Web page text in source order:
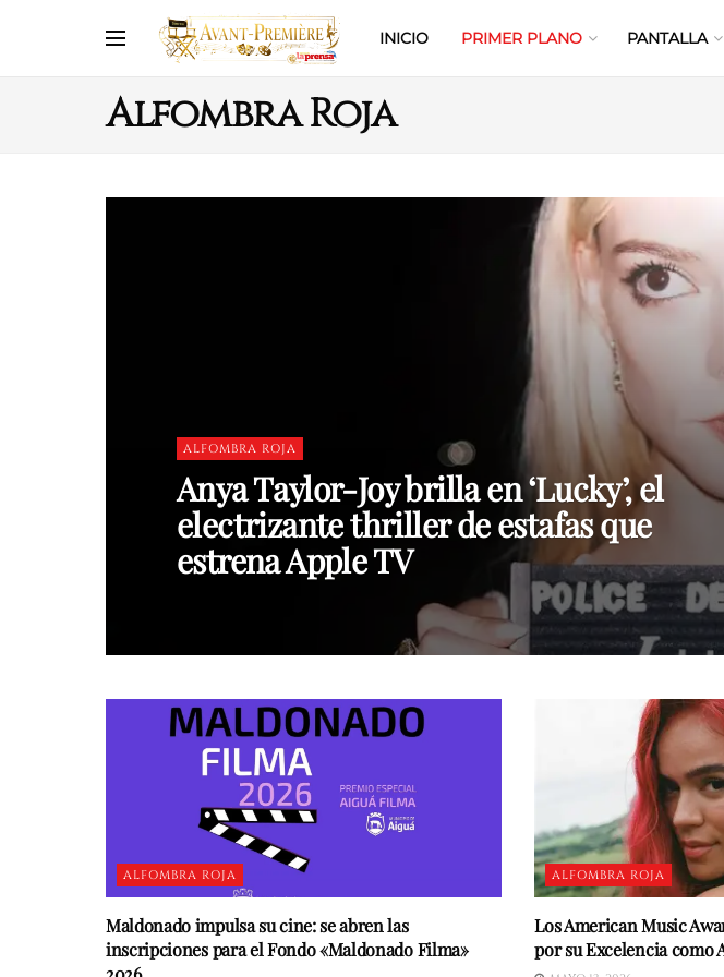
INICIO PRIMER PLANO PANTALLA
Alfombra Roja
ALFOMBRA ROJA
Anya Taylor-Joy brilla en ‘Lucky’, el
electrizante thriller de estafas que
estrena Apple TV
ALFOMBRA ROJA
Maldonado impulsa su cine: se abren las
inscripciones para el Fondo «Maldonado Filma»
ALFOMBRA ROJA
Los American Music
por su Excelencia